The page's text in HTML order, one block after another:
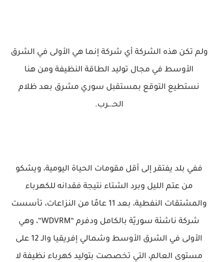
ولم تكن هذه الشركة أي شركة إنما هي الأولى في الشرق
الأوسط في مجال توليد الطاقة النظيفة ومن هنا
نستطيع التوقع بمستقبل سوري مشرق بعد ظلام
الحـ.ـرب.
ففي بلد يفتقر إلى أقل مقومات الحياة اليومية، ويشكو
من عتم الليل وبرد الشتاء نتيجة فقدانه للكهرباء
والمشتقات النفطية، بعد 11 عامًا من النزاعات، تأسست
شركة ناشئة سوريّة بالكامل ودفرم “WDVRM“، وهي
الأولى في الشرق الأوسط وشمالي إفريقيا والـ 12 على
مستوى العالم، التي تخصصت بتوليد كهرباء نظيفة لا